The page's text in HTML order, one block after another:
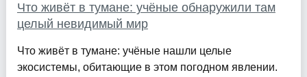
Что живёт в тумане: учёные обнаружили там
целый невидимый мир
Что живёт в тумане: учёные нашли целые
экосистемы, обитающие в этом погодном явлении.